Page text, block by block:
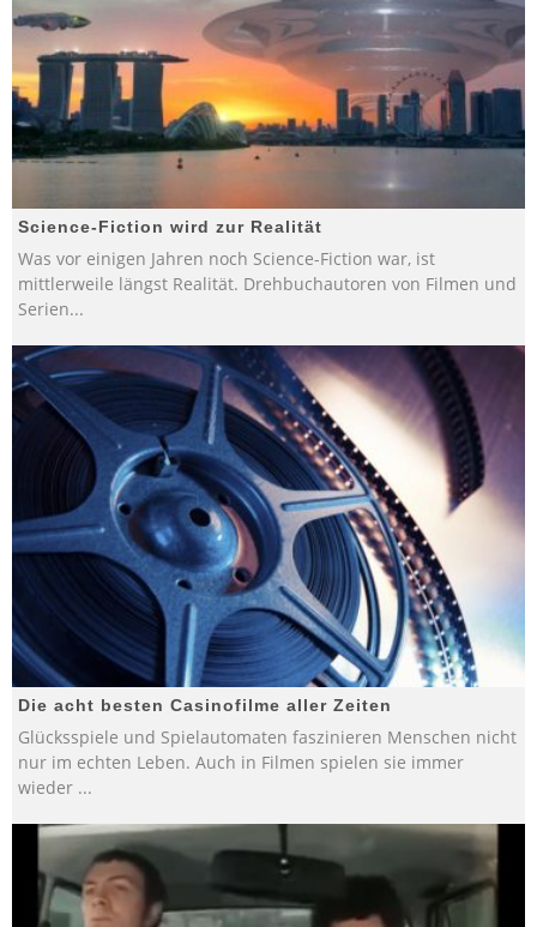
Science-Fiction wird zur Realität
Was vor einigen Jahren noch Science-Fiction war, ist
mittlerweile längst Realität. Drehbuchautoren von Filmen und
Serien...
Die acht besten Casinofilme aller Zeiten
Glücksspiele und Spielautomaten faszinieren Menschen nicht
nur im echten Leben. Auch in Filmen spielen sie immer
wieder ...